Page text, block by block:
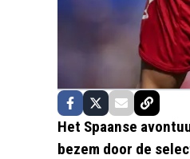
Het Spaanse
bezem door de